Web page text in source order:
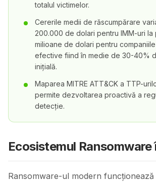
totalul victimelor.
Cererile medii de răscumpărare
200.000 de dolari pentru IMM-uri la
milioane de dolari pentru
efective fiind în medie de 30-40%
inițială.
Maparea MITRE ATT&CK a TTP-
permite dezvoltarea proactivă a
detecție.
Ecosistemul
Ransomware-ul modern